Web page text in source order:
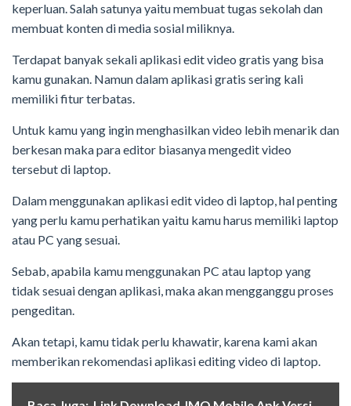
keperluan. Salah satunya yaitu membuat tugas sekolah dan
membuat konten di media sosial miliknya.
Terdapat banyak sekali aplikasi edit video gratis yang bisa
kamu gunakan. Namun dalam aplikasi gratis sering kali
memiliki fitur terbatas.
Untuk kamu yang ingin menghasilkan video lebih menarik dan
berkesan maka para editor biasanya mengedit video
tersebut di laptop.
Dalam menggunakan aplikasi edit video di laptop, hal penting
yang perlu kamu perhatikan yaitu kamu harus memiliki laptop
atau PC yang sesuai.
Sebab, apabila kamu menggunakan PC atau laptop yang
tidak sesuai dengan aplikasi, maka akan mengganggu proses
pengeditan.
Akan tetapi, kamu tidak perlu khawatir, karena kami akan
memberikan rekomendasi aplikasi editing video di laptop.